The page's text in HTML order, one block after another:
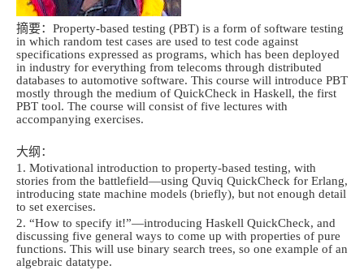
摘要： Property-based testing (PBT) is a form of software testing
in which random test cases are used to test code against
specifications expressed as programs, which has been deployed
in industry for everything from telecoms through distributed
databases to automotive software. This course will introduce PBT
mostly through the medium of QuickCheck in Haskell, the first
PBT tool. The course will consist of five lectures with
accompanying exercises.
大纲：
1. Motivational introduction to property-based testing, with
stories from the battlefield—using Quviq QuickCheck for Erlang,
introducing state machine models (briefly), but not enough detail
to set exercises.
2. “How to specify it!”—introducing Haskell QuickCheck, and
discussing five general ways to come up with properties of pure
functions. This will use binary search trees, so one example of an
algebraic datatype.